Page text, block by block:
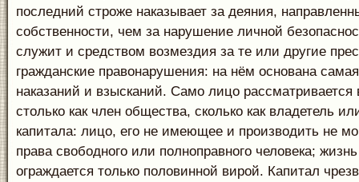
последний строже наказывает за деяния,
собственности, чем за нарушение личной
служит и средством возмездия за те или другие
гражданские правонарушения: на нём основана
наказаний и взысканий. Само лицо рассматривается
столько как член общества, сколько как владетель
капитала: лицо, его не имеющее и производить не
права свободного или полноправного человека;
ограждается только половинной вирой. Капитал